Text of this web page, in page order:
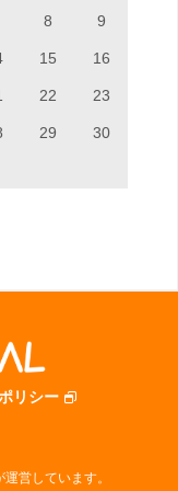
8 9
15 16
22 23
29 30
リシー
営しています。